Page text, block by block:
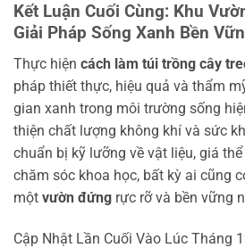
Kết Luận Cuối Cùng: Khu
Giải Pháp Sống Xanh Bền
Thực hiện cách làm túi trồng cây
pháp thiết thực, hiệu quả và thẩm
gian xanh trong môi trường sống
thiện chất lượng không khí và sức
chuẩn bị kỹ lưỡng về vật liệu, giá
chăm sóc khoa học, bất kỳ ai cũng
một vườn đứng rực rỡ và bền vững
Cập Nhật Lần Cuối Vào Lúc Tháng